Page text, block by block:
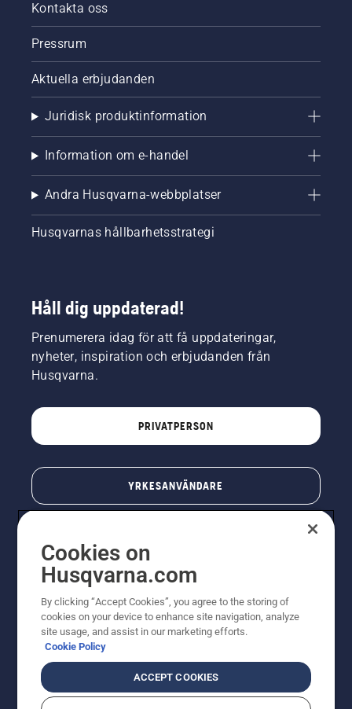
Kontakta oss
Pressrum
Aktuella erbjudanden
Juridisk produktinformation
Information om e-handel
Andra Husqvarna-webbplatser
Husqvarnas hållbarhetsstrategi
Håll dig uppdaterad!
Prenumerera idag för att få uppdateringar,
nyheter, inspiration och erbjudanden från
Husqvarna.
PRIVATPERSON
YRKESANVÄNDARE
© Husqvarna AB (publ). All rights reserved. Priserna
som visas är rekommenderade cirkapriser. Alla angivna
priser är rekommenderade försäljningspriser (inkl.
moms) om inte produkten är tillgänglig för direkt köp.
Cookies on
Husqvarna.com
By clicking “Accept Cookies”, you agree to the storing of
cookies on your device to enhance site navigation, analyze
site usage, and assist in our marketing efforts.
Cookie Policy
ACCEPT COOKIES